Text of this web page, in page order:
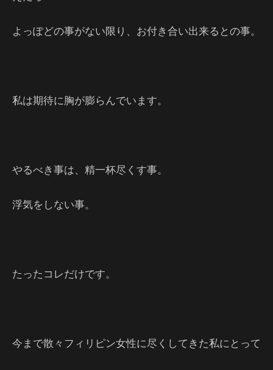
よっぽどの事がない限り、お付き合い出来るとの事。
私は期待に胸が膨らんでいます。
やるべき事は、精一杯尽くす事。
浮気をしない事。
たったコレだけです。
今まで散々フィリピン女性に尽くしてきた私にとって